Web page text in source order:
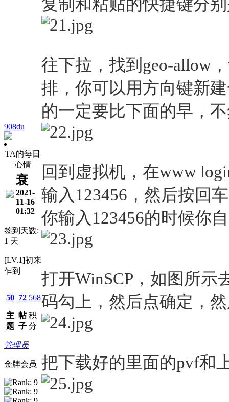
908du
TA的每日
心情
衰
2021-
11-16
01:32
签到天数:
1 天
[LV.1]初来
乍到
50
主
题
72
帖
子
568
积
分
管理员
金牌会员
复制和粘贴的快捷键分
往下拉，找到geo-allow
排，你可以用方向键新
的一定要比下面的早 ，
回到虚拟机，在www
输入123456，然后按回
你输入123456的时候你
打开WinSCP，如图所示
码勾上，然后点确定，
把下载好的里面的pvf和